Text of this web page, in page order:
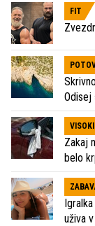
FIT
Odisej
Zakaj
belo
uživa